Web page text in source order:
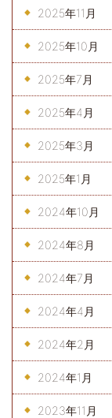
2025年11月
2025年10月
2025年7月
2025年4月
2025年3月
2025年1月
2024年10月
2024年8月
2024年7月
2024年4月
2024年2月
2024年1月
2023年11月